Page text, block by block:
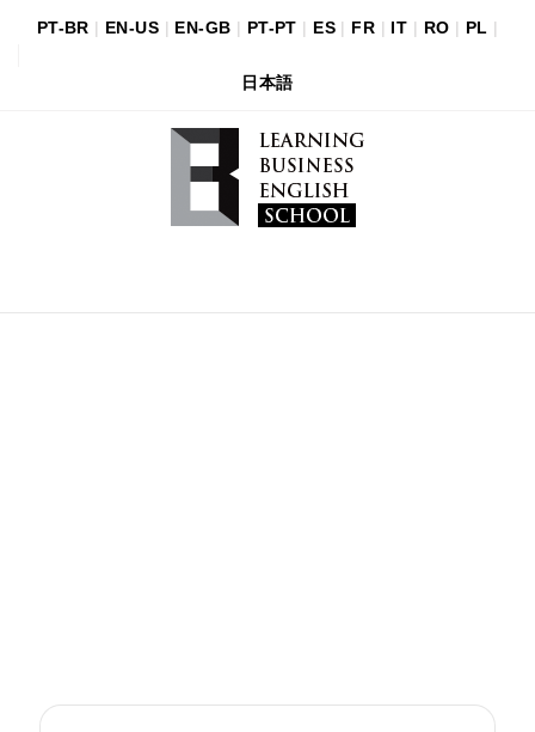
PT-BR | EN-US | EN-GB | PT-PT | ES | FR | IT | RO | PL |
日本語